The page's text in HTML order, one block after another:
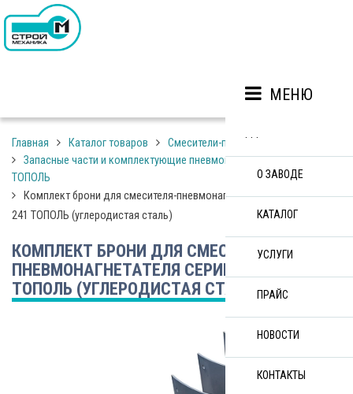
МЕНЮ
. . .
О ЗАВОДЕ
КАТАЛОГ
УСЛУГИ
ПРАЙС
НОВОСТИ
КОНТАКТЫ
Главная Каталог товаров
Смесители-пневмонагнетатели
Запасные части и комплектующие пневмонагнетателей СО-241
ТОПОЛЬ
Комплект брони для смесителя-пневмонагнетателя серии CO-
241 ТОПОЛЬ (углеродистая сталь)
КОМПЛЕКТ БРОНИ ДЛЯ СМЕСИТЕЛЯ-
ПНЕВМОНАГНЕТАТЕЛЯ СЕРИИ CO-241
ТОПОЛЬ (УГЛЕРОДИСТАЯ СТАЛЬ)